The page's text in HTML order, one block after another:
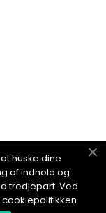
huske dine
af indhold og
tredjepart. Ved